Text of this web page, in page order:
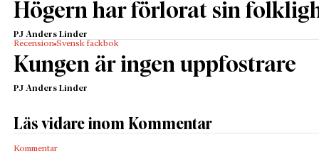
Högern har förlorat sin
PJ Anders Linder
Recension Svensk fackbok
Kungen är ingen uppfostrare
PJ Anders Linder
Läs vidare inom Kommentar
Kommentar